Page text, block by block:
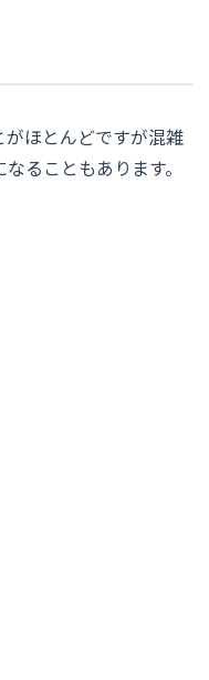
ほとんどですが混雑
ることもあります。